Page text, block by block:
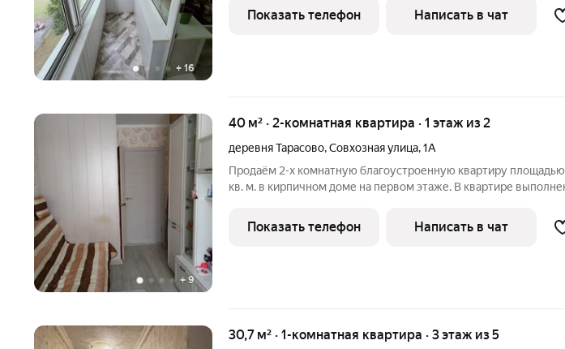
+ 16
своего расположения, квартира очень светлая, тёплая, с
прекрасной
Показать телефон Написать в чат
+ 9
40 м² · 2-комнатная квартира · 1 этаж из 2
деревня Тарасово,Совхозная улица,1А
Продаём 2-х комнатную благоустроенную квартиру
кв. м. в кирпичном доме на первом этаже. В квартире
сделан гардероб. В санузле установлен электрический
водонагреватель, поэтому
Показать телефон Написать в чат
30,7 м² · 1-комнатная квартира · 3 этаж из 5